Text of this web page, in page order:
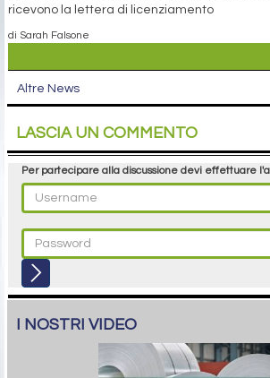
ricevono la lettera di licenziamento
di Sarah Falsone
Altre News
LASCIA UN COMMENTO
Per partecipare alla discussione devi effettuare
I NOSTRI VIDEO